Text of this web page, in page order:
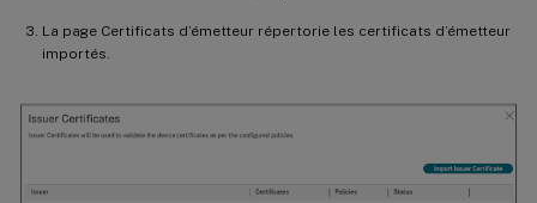
La page Certificats d’émetteur répertorie les certificats d’émetteur
importés.